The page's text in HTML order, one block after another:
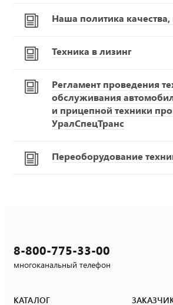
Наша политика
Техника в лизинг
Регламент проведения
обслуживания
и прицепной техники
УралСпецТранс
Переоборудование
8-800-775-33-00
многоканальный телефон
КАТАЛОГ